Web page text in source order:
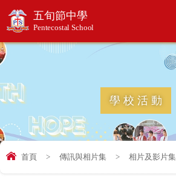
五旬節中學
Pentecostal School
學校活動
首頁 > 傳訊與相片集 > 相片及影片集